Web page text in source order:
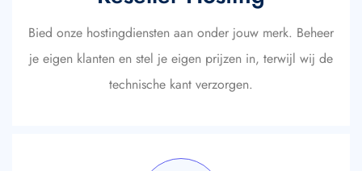
Bied onze hostingdiensten aan onder jouw merk. Beheer
je eigen klanten en stel je eigen prijzen in, terwijl wij de
technische kant verzorgen.